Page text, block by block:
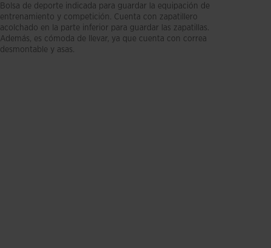
Bolsa de deporte indicada para guardar la equipación de
entrenamiento y competición. Cuenta con zapatillero
acolchado en la parte inferior para guardar las zapatillas.
Además, es cómoda de llevar, ya que cuenta con correa
desmontable y asas.